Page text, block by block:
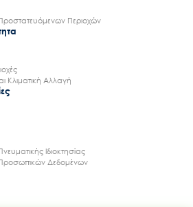
Περιοχών
Κλιματική Αλλαγή
Ιδιοκτησίας
Δεδομένων